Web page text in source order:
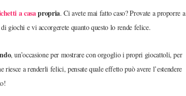
a casapropria. Ci avete mai fatto caso? Provate a proporre a
giochi e vi accorgerete quanto questo lo rende felice.
, un’occasione per mostrare con orgoglio i propri giocattoli, per
a renderli felici, pensate quale effetto può avere l’estendere